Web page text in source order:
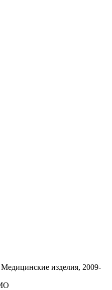
изделия, 2009-